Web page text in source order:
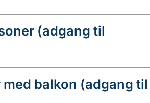
(adgang til
balkon (adgang til